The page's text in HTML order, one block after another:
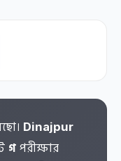
Dinajpur
গ পরীক্ষার